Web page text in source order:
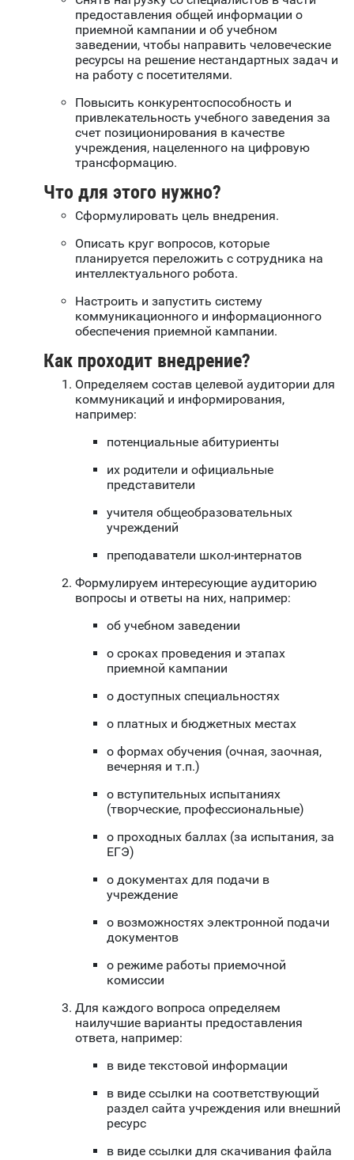
предоставления общей информации о
приемной кампании и об учебном
заведении, чтобы направить человеческие
ресурсы на решение нестандартных задач и
на работу с посетителями.
Повысить конкурентоспособность и
привлекательность учебного заведения за
счет позиционирования в качестве
учреждения, нацеленного на цифровую
трансформацию.
Что для этого нужно?
Сформулировать цель внедрения.
Описать круг вопросов, которые
планируется переложить с сотрудника на
интеллектуального робота.
Настроить и запустить систему
коммуникационного и информационного
обеспечения приемной кампании.
Как проходит внедрение?
Определяем состав целевой аудитории для
коммуникаций и информирования,
например:
потенциальные абитуриенты
их родители и официальные
представители
учителя общеобразовательных
учреждений
преподаватели школ-интернатов
Формулируем интересующие аудиторию
вопросы и ответы на них, например:
об учебном заведении
о сроках проведения и этапах
приемной кампании
о доступных специальностях
о платных и бюджетных местах
о формах обучения (очная, заочная,
вечерняя и т.п.)
о вступительных испытаниях
(творческие, профессиональные)
о проходных баллах (за испытания, за
ЕГЭ)
о документах для подачи в
учреждение
о возможностях электронной подачи
документов
о режиме работы приемочной
комиссии
Для каждого вопроса определяем
наилучшие варианты предоставления
ответа, например:
в виде текстовой информации
в виде ссылки на соответствующий
раздел сайта учреждения или внешний
ресурс
в виде ссылки для скачивания файла